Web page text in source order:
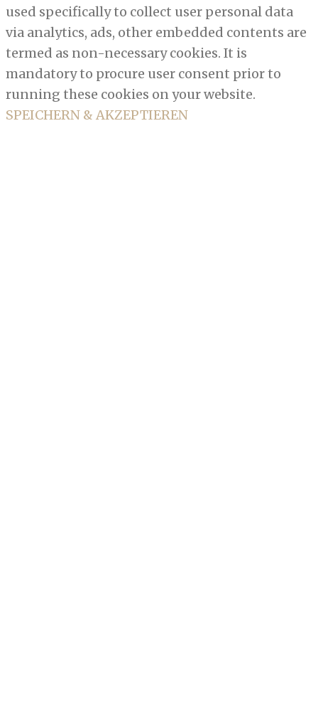
used specifically to collect user personal data
via analytics, ads, other embedded contents are
termed as non-necessary cookies. It is
mandatory to procure user consent prior to
running these cookies on your website.
SPEICHERN & AKZEPTIEREN